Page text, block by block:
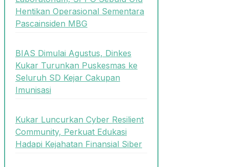
Hentikan Operasional Sementara
Pascainsiden MBG
BIAS Dimulai Agustus, Dinkes
Kukar Turunkan Puskesmas ke
Seluruh SD Kejar Cakupan
Imunisasi
Kukar Luncurkan Cyber Resilient
Community, Perkuat Edukasi
Hadapi Kejahatan Finansial Siber